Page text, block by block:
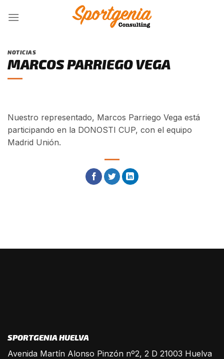
NOTICIAS
MARCOS PARRIEGO VEGA
Nuestro representado, Marcos Parriego Vega está
participando en la DONOSTI CUP, con el equipo
Madrid Unión.
SPORTGENIA HUELVA
Avenida Martín Alonso Pinzón nº2, 2 D 21003 Huelva